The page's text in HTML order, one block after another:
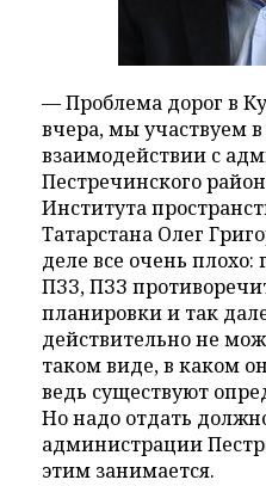
— Проблема дорог в
вчера, мы участвуем
взаимодействии с
Пестречинского
Института
Татарстана Олег
деле все очень
ПЗЗ, ПЗЗ
планировки и так
действительно не
таком виде, в каком
ведь существуют
Но надо отдать
администрации
этим занимается.